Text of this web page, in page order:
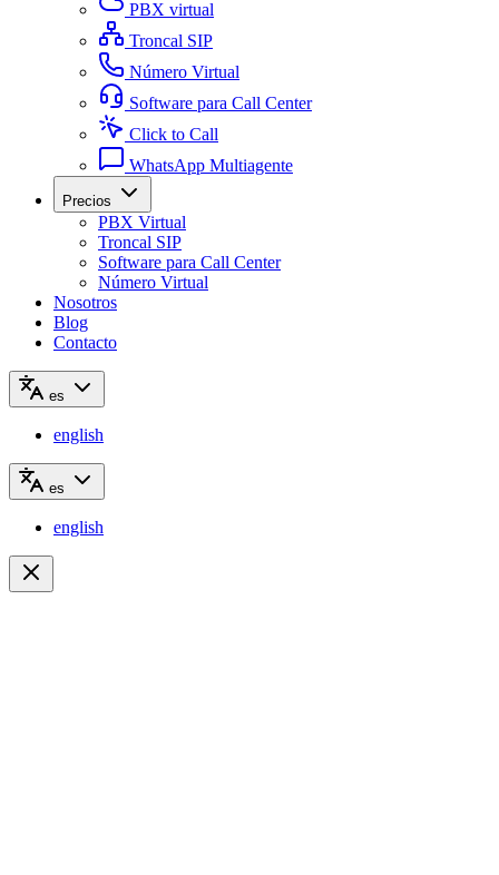
PBX virtual
Troncal SIP
Número Virtual
Software para Call Center
Click to Call
WhatsApp Multiagente
Precios
PBX Virtual
Troncal SIP
Software para Call Center
Número Virtual
Nosotros
Blog
Contacto
es
english
es
english